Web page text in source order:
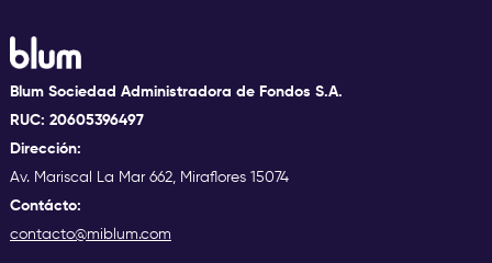
Blum Sociedad Administradora de Fondos S.A.
RUC: 20605396497
Dirección:
Av. Mariscal La Mar 662, Miraflores 15074
Contácto:
contacto@miblum.com